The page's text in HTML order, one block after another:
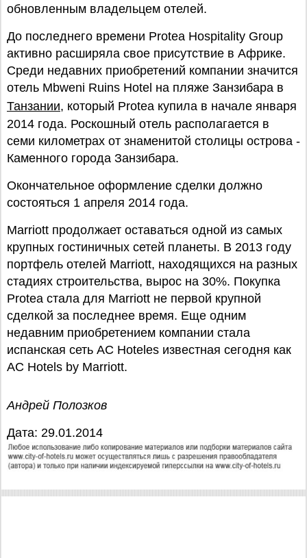
обновленным владельцем отелей.
До последнего времени Protea Hospitality Group
активно расширяла свое присутствие в Африке.
Среди недавних приобретений компании значится
отель Mbweni Ruins Hotel на пляже Занзибара в
Танзании, который Protea купила в начале января
2014 года. Роскошный отель располагается в
семи километрах от знаменитой столицы острова -
Каменного города Занзибара.
Окончательное оформление сделки должно
состояться 1 апреля 2014 года.
Marriott продолжает оставаться одной из самых
крупных гостиничных сетей планеты. В 2013 году
портфель отелей Marriott, находящихся на разных
стадиях строительства, вырос на 30%. Покупка
Protea стала для Marriott не первой крупной
сделкой за последнее время. Еще одним
недавним приобретением компании стала
испанская сеть AC Hoteles известная сегодня как
AC Hotels by Marriott.
Андрей Полозков
Дата: 29.01.2014